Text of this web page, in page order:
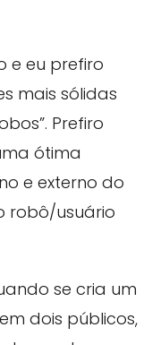
e eu prefiro
mais sólidas
Prefiro
ótima
e externo do
robô/usuário
se cria um
dois públicos,